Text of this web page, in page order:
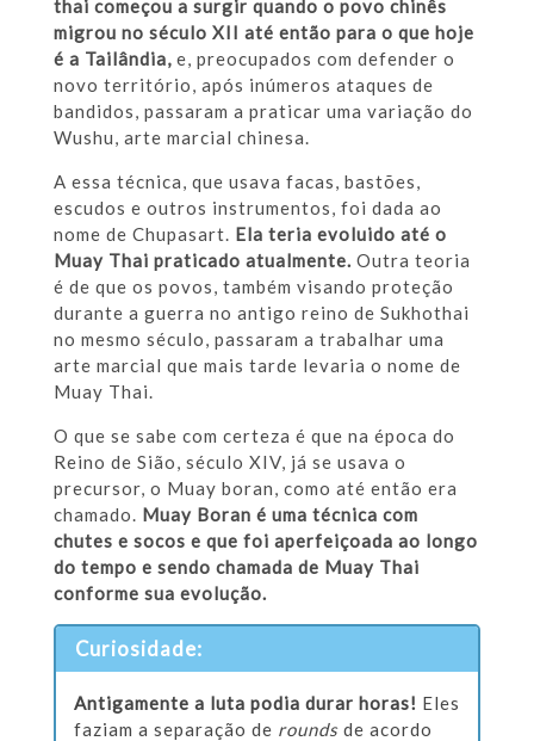
thai começou a surgir quando o povo chinês
migrou no século XII até então para o que hoje
é a Tailândia, e, preocupados com defender o
novo território, após inúmeros ataques de
bandidos, passaram a praticar uma variação do
Wushu, arte marcial chinesa.
A essa técnica, que usava facas, bastões,
escudos e outros instrumentos, foi dada ao
nome de Chupasart. Ela teria evoluido até o
Muay Thai praticado atualmente. Outra teoria
é de que os povos, também visando proteção
durante a guerra no antigo reino de Sukhothai
no mesmo século, passaram a trabalhar uma
arte marcial que mais tarde levaria o nome de
Muay Thai.
O que se sabe com certeza é que na época do
Reino de Sião, século XIV, já se usava o
precursor, o Muay boran, como até então era
chamado. Muay Boran é uma técnica com
chutes e socos e que foi aperfeiçoada ao longo
do tempo e sendo chamada de Muay Thai
conforme sua evolução.
Curiosidade:
Antigamente a luta podia durar horas! Eles
faziam a separação de roundsde acordo